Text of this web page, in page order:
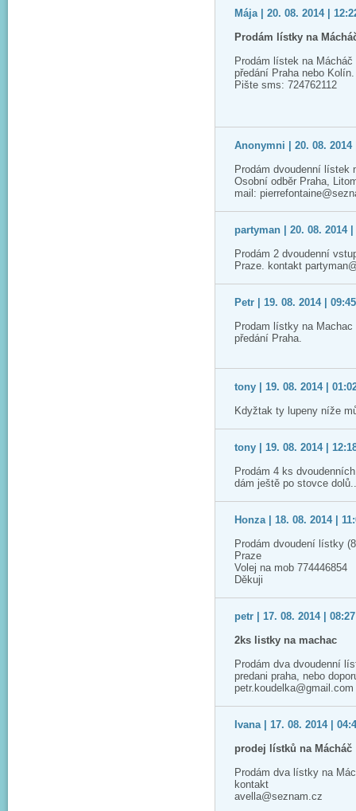
Mája | 20. 08. 2014 |
Prodám lístky na
Prodám lístek na
předání Praha nebo Kolín.
Pište sms: 724762112
Anonymni | 20. 08. 2014
Prodám dvoudenní lístek
Osobní odběr Praha,
mail:
partyman | 20. 08. 2014 |
Prodám 2 dvoudenní
Praze. kontakt
Petr | 19. 08. 2014 |
Prodam lístky na
předání Praha.
tony | 19. 08. 2014 |
Kdyžtak ty lupeny níže
tony | 19. 08. 2014 |
Prodám 4 ks
dám ještě po stovce
Honza | 18. 08. 2014 |
Prodám dvoudení lístky
Praze
Volej na mob 774446854
Děkuji
petr | 17. 08. 2014 |
2ks listky na machac
Prodám dva dvoudenní
predani praha, nebo
petr.koudelka@gmail.com
Ivana | 17. 08. 2014 |
prodej lístků na Mácháč
Prodám dva lístky na
kontakt
avella@seznam.cz